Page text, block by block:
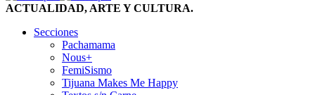
ACTUALIDAD, ARTE Y CULTURA.
Secciones
Pachamama
Nous+
FemiSismo
Tijuana Makes Me Happy